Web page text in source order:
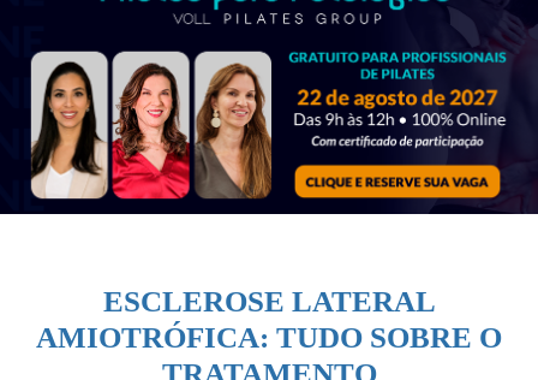
ESCLEROSE LATERAL
AMIOTRÓFICA: TUDO SOBRE O